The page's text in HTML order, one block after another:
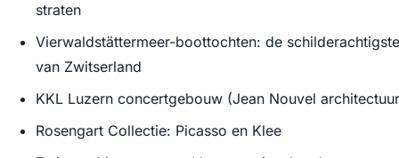
straten
Vierwaldstättermeer-boottochten: de schilderachtigste
van Zwitserland
KKL Luzern concertgebouw (Jean Nouvel
Rosengart Collectie: Picasso en Klee